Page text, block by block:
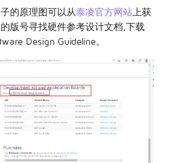
的原理图可以从泰凌官方网站 上获
版号寻找硬件参考设计文档,下载
Design Guideline。